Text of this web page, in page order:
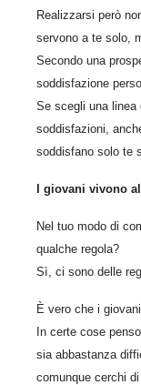
Realizzarsi però
servono a te solo,
Secondo una
soddisfazione
Se scegli una
soddisfazioni,
soddisfano solo te
I giovani vivono
Nel tuo modo di
qualche regola?
Sì, ci sono delle
È vero che i
In certe cose
sia abbastanza
comunque cerchi